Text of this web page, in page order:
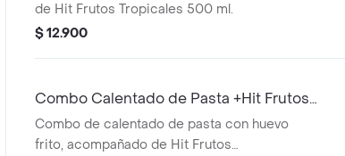
de Hit Frutos Tropicales 500 ml.
$ 12.900
Combo Calentado de Pasta +Hit Frutos
Tropicales 500ml
Combo de calentado de pasta con huevo
frito, acompañado de Hit Frutos